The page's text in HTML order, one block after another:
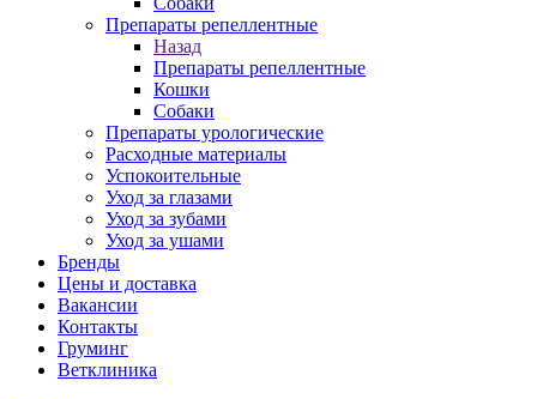
Препараты репеллентные
Назад
Препараты репеллентные
Кошки
Собаки
Препараты урологические
Расходные материалы
Успокоительные
Уход за глазами
Уход за зубами
Уход за ушами
Бренды
Цены и доставка
Вакансии
Контакты
Груминг
Ветклиника